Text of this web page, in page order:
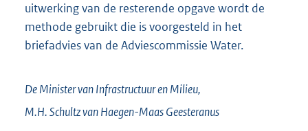
uitwerking van de resterende opgave wordt de
methode gebruikt die is voorgesteld in het
briefadvies van de Adviescommissie Water.
De Minister van Infrastructuur en Milieu,
M.H.Schultz van Haegen-Maas Geesteranus